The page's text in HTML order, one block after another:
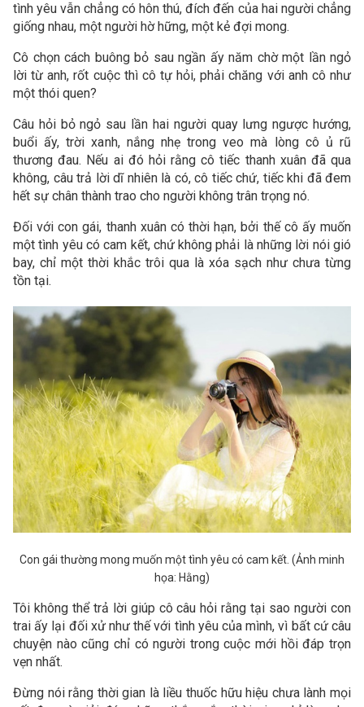
tình yêu vẫn chẳng có hôn thú, đích đến của hai người chẳng
giống nhau, một người hờ hững, một kẻ đợi mong.
Cô chọn cách buông bỏ sau ngần ấy năm chờ một lần ngỏ
lời từ anh, rốt cuộc thì cô tự hỏi, phải chăng với anh cô như
một thói quen?
Câu hỏi bỏ ngỏ sau lần hai người quay lưng ngược hướng,
buổi ấy, trời xanh, nắng nhẹ trong veo mà lòng cô ủ rũ
thương đau. Nếu ai đó hỏi rằng cô tiếc thanh xuân đã qua
không, câu trả lời dĩ nhiên là có, cô tiếc chứ, tiếc khi đã đem
hết sự chân thành trao cho người không trân trọng nó.
Đối với con gái, thanh xuân có thời hạn, bởi thế cô ấy muốn
một tình yêu có cam kết, chứ không phải là những lời nói gió
bay, chỉ một thời khắc trôi qua là xóa sạch như chưa từng
tồn tại.
Con gái thường mong muốn một tình yêu có cam kết. (Ảnh minh
họa: Hằng)
Tôi không thể trả lời giúp cô câu hỏi rằng tại sao người con
trai ấy lại đối xử như thế với tình yêu của mình, vì bất cứ câu
chuyện nào cũng chỉ có người trong cuộc mới hồi đáp trọn
vẹn nhất.
Đừng nói rằng thời gian là liều thuốc hữu hiệu chưa lành mọi